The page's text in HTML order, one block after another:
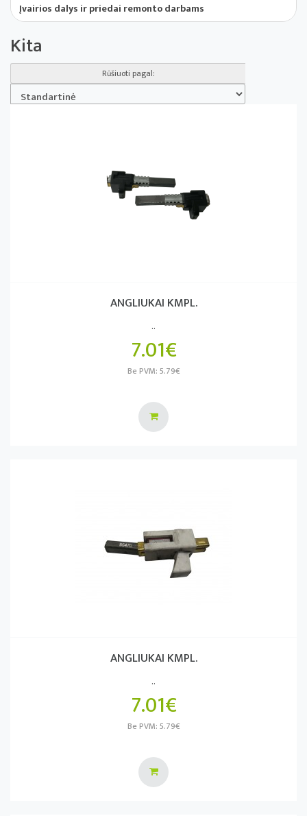
Įvairios dalys ir priedai remonto darbams
Kita
Rūšiuoti pagal:
ANGLIUKAI KMPL.
..
7.01€
Be PVM: 5.79€
ANGLIUKAI KMPL.
..
7.01€
Be PVM: 5.79€